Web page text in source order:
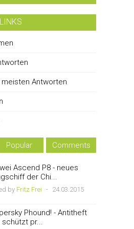
Antworten
Popular Comments
Ascend P8 - neues
der Chi...
by Fritz Frei - 24.03.2015
Phound! - Antitheft
schützt pr...